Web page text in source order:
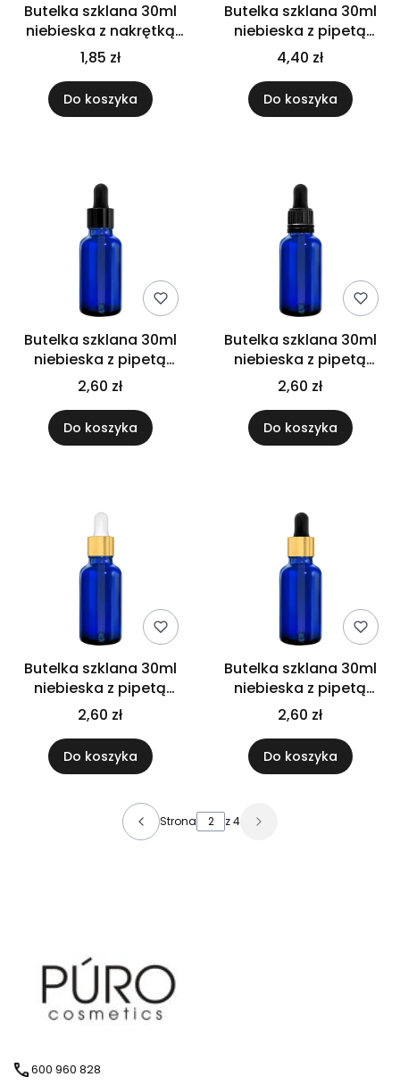
Butelka szklana 30ml
niebieska z nakrętką
plastikową czarną
1,85 zł
Do koszyka
Butelka szklana 30ml
niebieska z pipetą
bambusową
4,40 zł
Do koszyka
Butelka szklana 30ml
niebieska z pipetą
czarną połysk
2,60 zł
Do koszyka
Butelka szklana 30ml
niebieska z pipetą
gwarancyjną
2,60 zł
Do koszyka
Butelka szklana 30ml
niebieska z pipetą
złoto białą
2,60 zł
Do koszyka
Butelka szklana 30ml
niebieska z pipetą
złoto czarną
2,60 zł
Do koszyka
Strona z 4
600 960 828